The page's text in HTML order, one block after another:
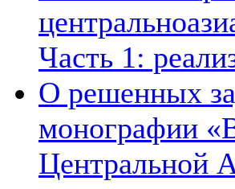
Часть 1:
О решенных
монографии
Центральной